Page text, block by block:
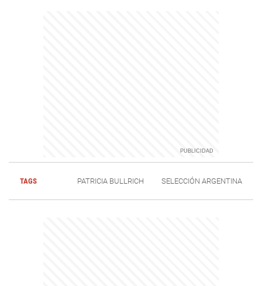
TAGS PATRICIA BULLRICH SELECCIÓN ARGENTINA